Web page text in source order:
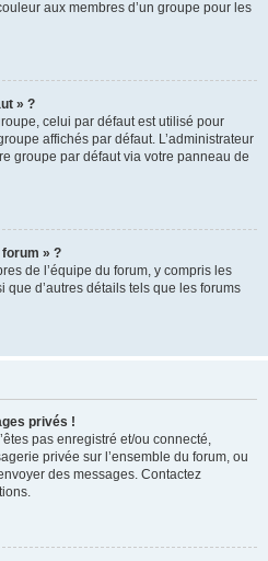
aux membres d’un groupe pour les
» ?
celui par défaut est utilisé pour
affichés par défaut. L’administrateur
groupe par défaut via votre panneau de
forum » ?
de l’équipe du forum, y compris les
d’autres détails tels que les forums
privés !
pas enregistré et/ou connecté,
privée sur l’ensemble du forum, ou
des messages. Contactez